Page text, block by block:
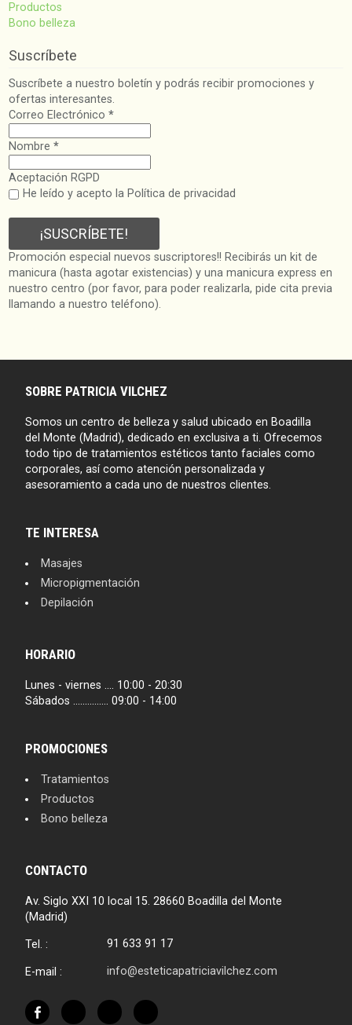
Productos
Bono belleza
Suscríbete
Suscríbete a nuestro boletín y podrás recibir promociones y
ofertas interesantes.
Correo Electrónico*
Nombre*
Aceptación RGPD
He leído y acepto la Política de privacidad
Promoción especial nuevos suscriptores!! Recibirás un kit de
manicura (hasta agotar existencias) y una manicura express en
nuestro centro (por favor, para poder realizarla, pide cita previa
llamando a nuestro teléfono).
SOBRE PATRICIA VILCHEZ
Somos un centro de belleza y salud ubicado en Boadilla
del Monte (Madrid), dedicado en exclusiva a ti. Ofrecemos
todo tipo de tratamientos estéticos tanto faciales como
corporales, así como atención personalizada y
asesoramiento a cada uno de nuestros clientes.
TE INTERESA
Masajes
Micropigmentación
Depilación
HORARIO
Lunes - viernes .... 10:00 - 20:30
Sábados ............... 09:00 - 14:00
PROMOCIONES
Tratamientos
Productos
Bono belleza
CONTACTO
Av. Siglo XXI 10 local 15. 28660 Boadilla del Monte
(Madrid)
Tel. : 91 633 91 17
E-mail : info@esteticapatriciavilchez.com